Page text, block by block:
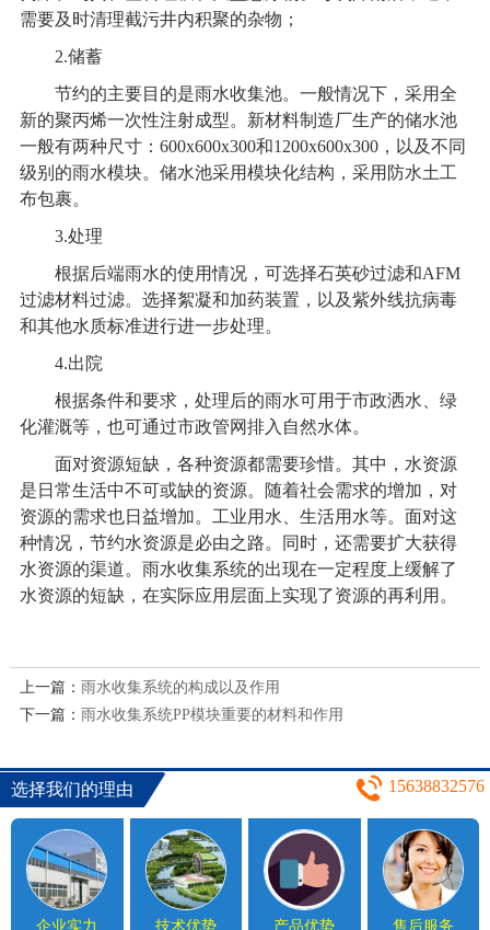
需要及时清理截污井内积聚的杂物；
2.储蓄
节约的主要目的是雨水收集池。一般情况下，采用全
新的聚丙烯一次性注射成型。新材料制造厂生产的储水池
一般有两种尺寸：600x600x300和1200x600x300，以及不同
级别的雨水模块。储水池采用模块化结构，采用防水土工
布包裹。
3.处理
根据后端雨水的使用情况，可选择石英砂过滤和AFM
过滤材料过滤。选择絮凝和加药装置，以及紫外线抗病毒
和其他水质标准进行进一步处理。
4.出院
根据条件和要求，处理后的雨水可用于市政洒水、绿
化灌溉等，也可通过市政管网排入自然水体。
面对资源短缺，各种资源都需要珍惜。其中，水资源
是日常生活中不可或缺的资源。随着社会需求的增加，对
资源的需求也日益增加。工业用水、生活用水等。面对这
种情况，节约水资源是必由之路。同时，还需要扩大获得
水资源的渠道。 雨水收集系统的出现在一定程度上缓解了
水资源的短缺，在实际应用层面上实现了资源的再利用。
上一篇： 雨水收集系统的构成以及作用
下一篇： 雨水收集系统PP模块重要的材料和作用
选择我们的理由 15638832576
企业实力 技术优势 产品优势 售后服务